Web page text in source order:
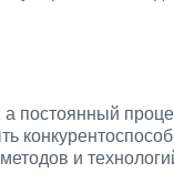
постоянный
и